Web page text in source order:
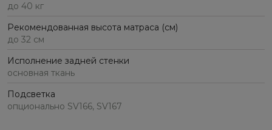
до 40 кг
Рекомендованная высота матраса (см)
до 32 см
Исполнение задней стенки
основная ткань
Подсветка
опционально SV166, SV167